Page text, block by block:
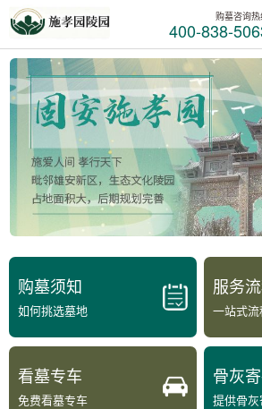
购墓咨询
400-838-
购墓须知
如何挑选墓地
服务
一站式
看墓专车
免费看墓专车
骨灰
提供骨